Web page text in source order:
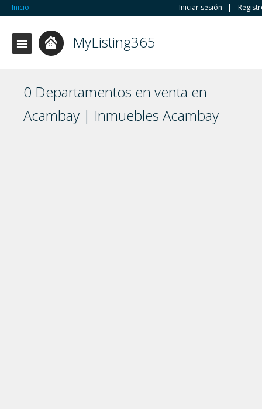
Inicio Iniciar sesión
MyListing365
0 Departamentos en venta en
Acambay | Inmuebles Acambay